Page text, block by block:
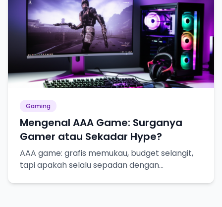
Gaming
Mengenal AAA Game: Surganya
Gamer atau Sekadar Hype?
AAA game: grafis memukau, budget selangit,
tapi apakah selalu sepadan dengan